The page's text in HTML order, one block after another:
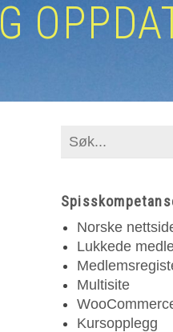
Search
Norske
Lukkede
Multisite
Kursopplegg